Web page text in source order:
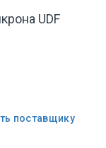
UDF
поставщику